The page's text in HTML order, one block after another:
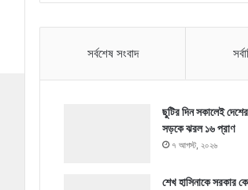
সর্বশেষ সংবাদ
ছুটির দিন সকালেই
সড়কে ঝরল ১৬ প্রাণ
৭ আগস্ট, ২০২৬
শেখ হাসিনাকে সরকার